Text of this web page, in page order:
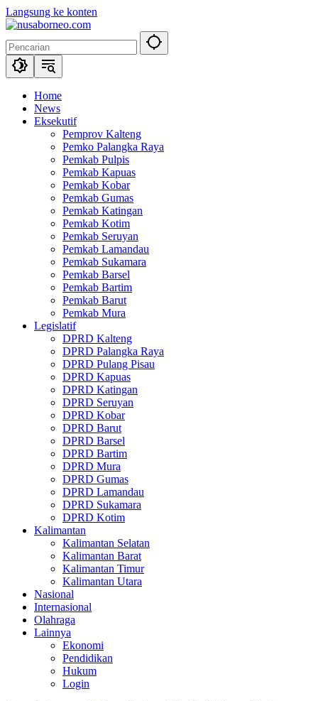
Langsung ke konten
Home
News
Eksekutif
Pemprov Kalteng
Pemko Palangka Raya
Pemkab Pulpis
Pemkab Kapuas
Pemkab Kobar
Pemkab Gumas
Pemkab Katingan
Pemkab Kotim
Pemkab Seruyan
Pemkab Lamandau
Pemkab Sukamara
Pemkab Barsel
Pemkab Bartim
Pemkab Barut
Pemkab Mura
Legislatif
DPRD Kalteng
DPRD Palangka Raya
DPRD Pulang Pisau
DPRD Kapuas
DPRD Katingan
DPRD Seruyan
DPRD Kobar
DPRD Barut
DPRD Barsel
DPRD Bartim
DPRD Mura
DPRD Gumas
DPRD Lamandau
DPRD Sukamara
DPRD Kotim
Kalimantan
Kalimantan Selatan
Kalimantan Barat
Kalimantan Timur
Kalimantan Utara
Nasional
Internasional
Olahraga
Lainnya
Ekonomi
Pendidikan
Hukum
Login